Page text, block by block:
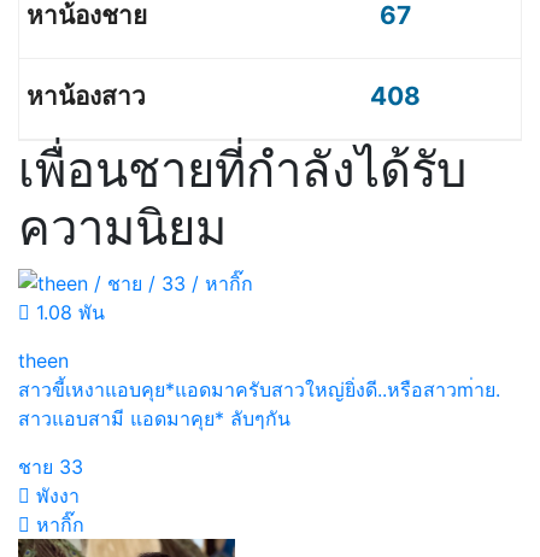
67
408
เพื่อนชายที่กำลังได้รับ
ความนิยม
1.08 พัน
theen
สาวขี้เหงาแอบคุย*แอดมาครับสาวใหญ่ยิ่งดี..หรือสาวm่าย.
สาวแอบสามี แอดมาคุย* ลับๆกัน
ชาย 33
พังงา
หากิ๊ก